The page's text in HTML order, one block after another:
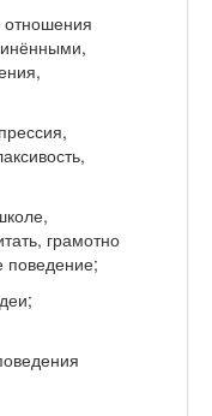
грамотно
поведение;